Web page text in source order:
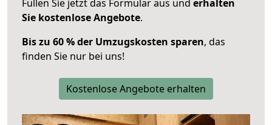
Füllen Sie jetzt das Formular aus und erhalten
Sie kostenlose Angebote.
Bis zu 60 % der Umzugskosten sparen, das
finden Sie nur bei uns!
Kostenlose Angebote erhalten